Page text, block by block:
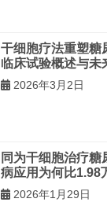
干细胞疗法重塑
临床试验概述与未
2026年3月2日
同为干细胞治疗
病应用为何比1.98
2026年1月29日